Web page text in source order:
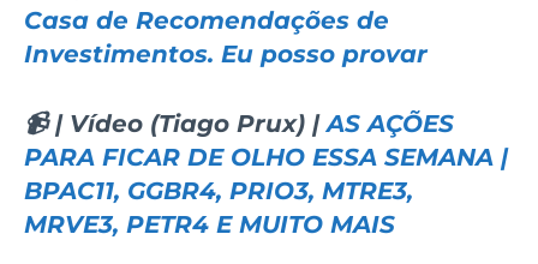
Casa de Recomendações de
Investimentos. Eu posso provar
📹 | Vídeo (Tiago Prux) |AS AÇÕES
PARA FICAR DE OLHO ESSA SEMANA |
BPAC11, GGBR4, PRIO3, MTRE3,
MRVE3, PETR4 E MUITO MAIS